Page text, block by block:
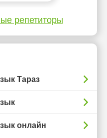
репетиторы
Тараз
онлайн